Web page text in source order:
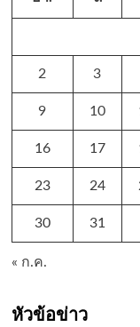
2 3
9 10
16 17
23 24
30 31
« ก.ค.
หัวข้อข่าว